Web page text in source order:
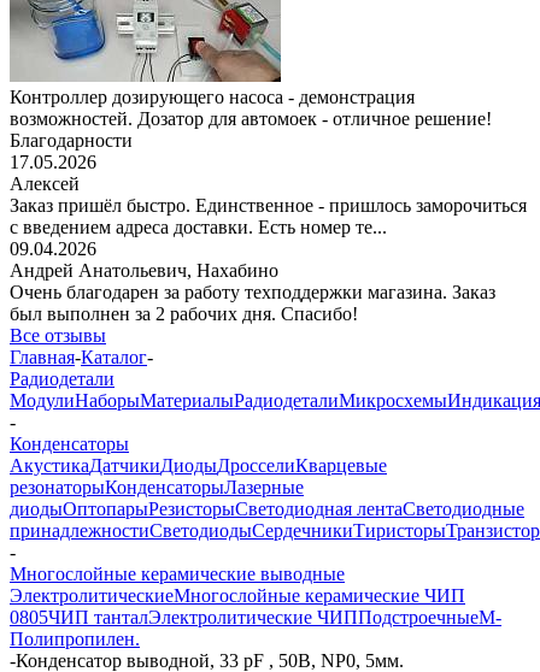
Контроллер дозирующего насоса - демонстрация
возможностей. Дозатор для автомоек - отличное решение!
Благодарности
17.05.2026
Алексей
Заказ пришёл быстро. Единственное - пришлось заморочиться
с введением адреса доставки. Есть номер те...
09.04.2026
Андрей Анатольевич, Нахабино
Очень благодарен за работу техподдержки магазина. Заказ
был выполнен за 2 рабочих дня. Спасибо!
Все отзывы
Главная-Каталог-
Радиодетали
МодулиНаборыМатериалыРадиодеталиМикросхемыИндикация
-
Конденсаторы
АкустикаДатчикиДиодыДросселиКварцевые
резонаторыКонденсаторыЛазерные
диодыОптопарыРезисторыСветодиодная лентаСветодиодные
принадлежностиСветодиодыСердечникиТиристоры
-
Многослойные керамические выводные
ЭлектролитическиеМногослойные керамические ЧИП
0805ЧИП танталЭлектролитические ЧИППодстроечныеМ-
Полипропилен.
-Конденсатор выводной, 33 pF , 50В, NP0, 5мм.